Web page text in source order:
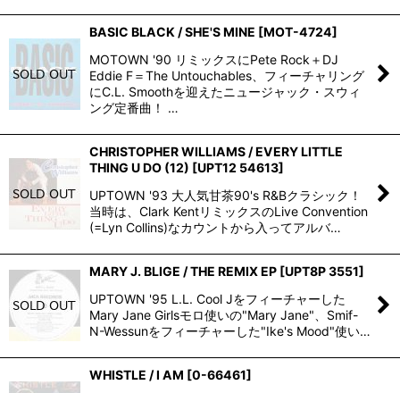
BASIC BLACK / SHE'S MINE [MOT-4724]
MOTOWN '90 リミックスにPete Rock＋DJ
Eddie F＝The Untouchables、フィーチャリング
にC.L. Smoothを迎えたニュージャック・スウィ
ング定番曲！ …
CHRISTOPHER WILLIAMS / EVERY LITTLE
THING U DO (12) [UPT12 54613]
UPTOWN '93 大人気甘茶90's R&Bクラシック！
当時は、Clark KentリミックスのLive Convention
(=Lyn Collins)なカウントから入ってアルバ…
MARY J. BLIGE / THE REMIX EP [UPT8P 3551]
UPTOWN '95 L.L. Cool Jをフィーチャーした
Mary Jane Girlsモロ使いの"Mary Jane"、Smif-
N-Wessunをフィーチャーした"Ike's Mood"使い…
WHISTLE / I AM [0-66461]